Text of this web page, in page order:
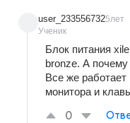
user_233556732
Ученик
5лет
Блок питания
bronze. А почему
Все же работает
монитора и
0